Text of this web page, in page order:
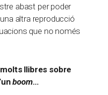
abast per poder
altra reproducció
que no només
llibres sobre
boom…